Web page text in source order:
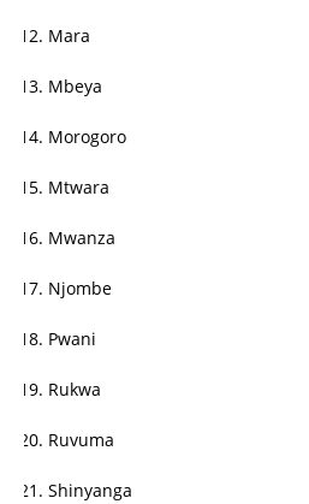
Mara
Mbeya
Morogoro
Mtwara
Mwanza
Njombe
Pwani
Rukwa
Ruvuma
Shinyanga